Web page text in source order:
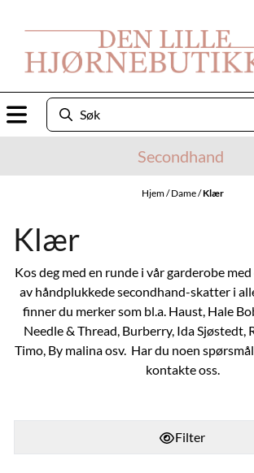
Secondhand
Hjem/Dame/Klær
Klær
Kos deg med en runde i vår garderobe
av håndplukkede secondhand-skatter i
finner du merker som bl.a. Haust, Hale
Needle & Thread, Burberry, Ida Sjøstedt,
Timo, By malina osv. Har du noen
kontakte oss.
Filter